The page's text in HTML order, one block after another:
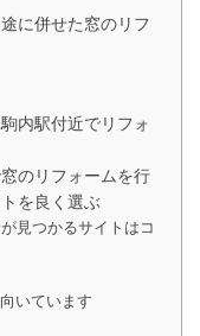
に併せた窓のリフ
内駅付近でリフォ
のリフォームを行
を良く選ぶ
見つかるサイトはコ
いています